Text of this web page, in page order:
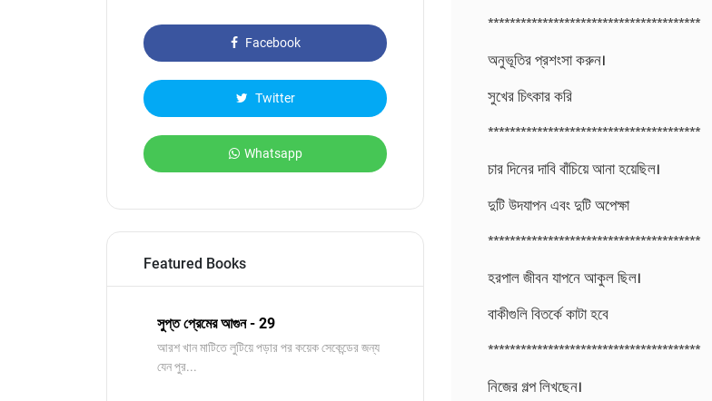
Facebook
Twitter
Whatsapp
Featured Books
সুপ্ত প্রেমের আগুন - 29
আরশ খান মাটিতে লুটিয়ে পড়ার পর কয়েক সেকেন্ডের জন্য
যেন পুর...
***************************************
অনুভূতির প্রশংসা করুন।
সুখের চিৎকার করি
***************************************
চার দিনের দাবি বাঁচিয়ে আনা হয়েছিল।
দুটি উদযাপন এবং দুটি অপেক্ষা
***************************************
হরপাল জীবন যাপনে আকুল ছিল।
বাকীগুলি বিতর্কে কাটা হবে
***************************************
নিজের গল্প লিখছেন।